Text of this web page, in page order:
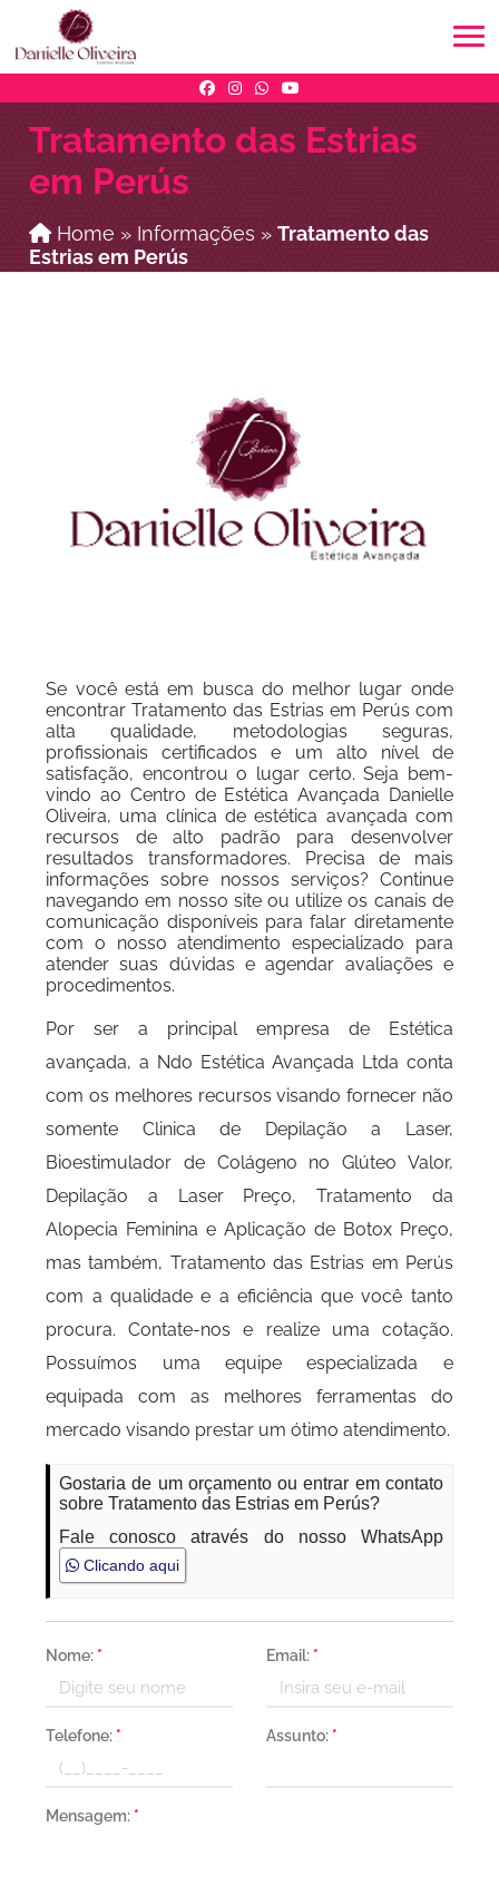
Tratamento das Estrias
em Perús
Home » Informações »Tratamento das
Estrias em Perús
Se você está em busca do melhor lugar onde
encontrar Tratamento das Estrias em Perús com
alta qualidade, metodologias seguras,
profissionais certificados e um alto nível de
satisfação, encontrou o lugar certo. Seja bem-
vindo ao Centro de Estética Avançada Danielle
Oliveira, uma clínica de estética avançada com
recursos de alto padrão para desenvolver
resultados transformadores. Precisa de mais
informações sobre nossos serviços? Continue
navegando em nosso site ou utilize os canais de
comunicação disponíveis para falar diretamente
com o nosso atendimento especializado para
atender suas dúvidas e agendar avaliações e
procedimentos.
Por ser a principal empresa de Estética
avançada, a Ndo Estética Avançada Ltda conta
com os melhores recursos visando fornecer não
somente Clinica de Depilação a Laser,
Bioestimulador de Colágeno no Glúteo Valor,
Depilação a Laser Preço, Tratamento da
Alopecia Feminina e Aplicação de Botox Preço,
mas também, Tratamento das Estrias em Perús
com a qualidade e a eficiência que você tanto
procura. Contate-nos e realize uma cotação.
Possuímos uma equipe especializada e
equipada com as melhores ferramentas do
mercado visando prestar um ótimo atendimento.
Gostaria de um orçamento ou entrar em contato
sobre Tratamento das Estrias em Perús?
Fale conosco através do nosso WhatsApp
Clicando aqui
Nome: * Email: *
Telefone: * Assunto: *
Mensagem: *